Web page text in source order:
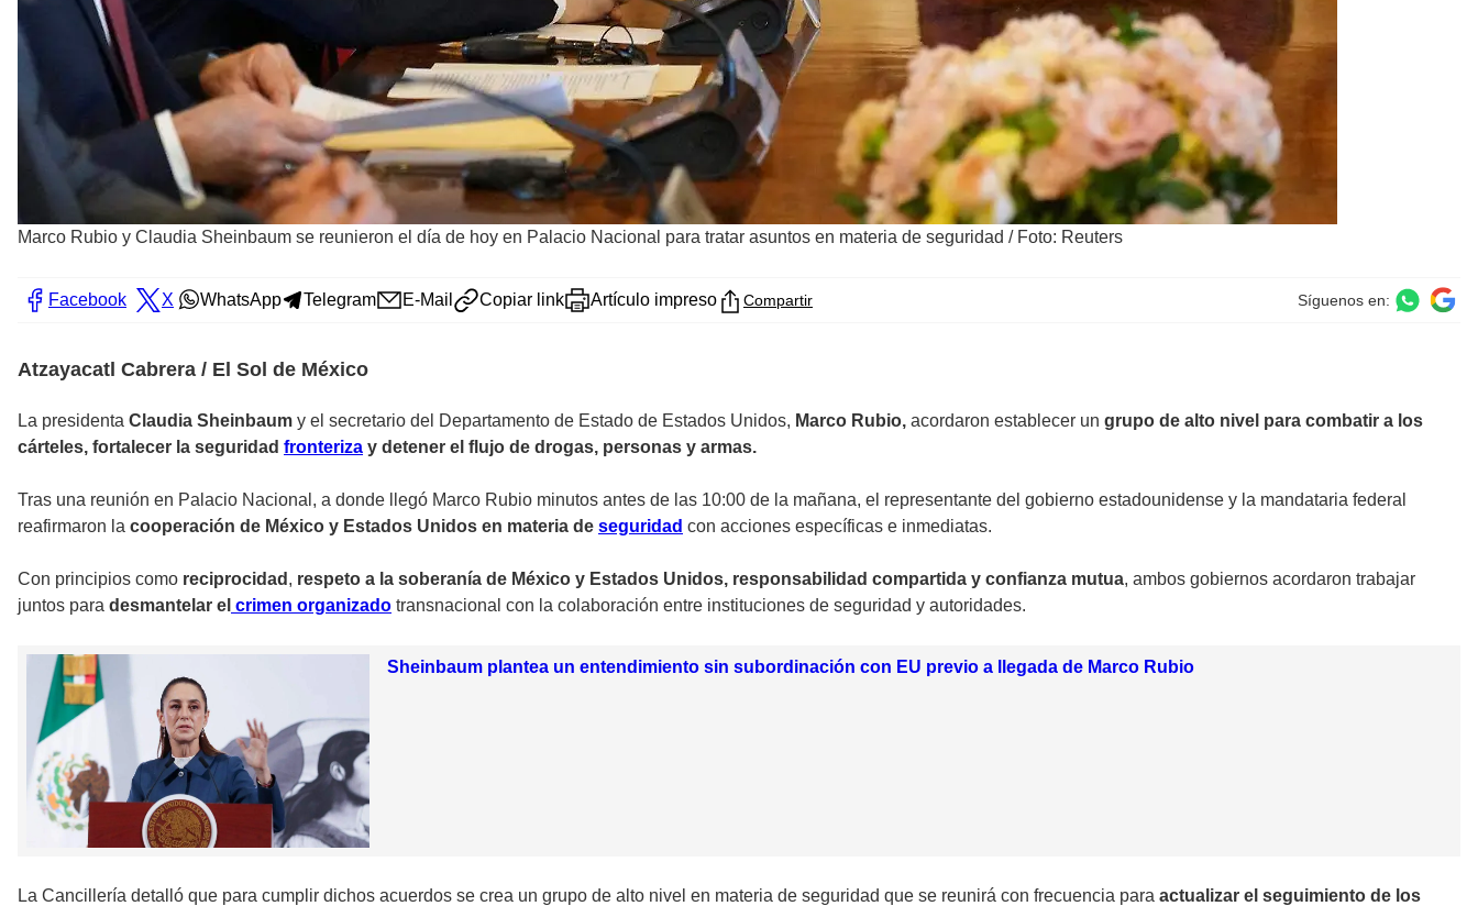
Marco Rubio y Claudia Sheinbaum se reunieron el día de hoy en Palacio Nacional para tratar asuntos en materia de seguridad / Foto: Reuters
Facebook X WhatsApp Telegram E-Mail Copiar link Artículo impreso Compartir Síguenos en:
Atzayacatl Cabrera / El Sol de México
La presidenta Claudia Sheinbaum y el secretario del Departamento de Estado de Estados Unidos, Marco Rubio, acordaron establecer un grupo de alto nivel para combatir a los
cárteles, fortalecer la seguridad fronteriza y detener el flujo de drogas, personas y armas.
Tras una reunión en Palacio Nacional, a donde llegó Marco Rubio minutos antes de las 10:00 de la mañana, el representante del gobierno estadounidense y la mandataria federal
reafirmaron la cooperación de México y Estados Unidos en materia de seguridad con acciones específicas e inmediatas.
Con principios como reciprocidad , respeto a la soberanía de México y Estados Unidos, responsabilidad compartida y confianza mutua, ambos gobiernos acordaron trabajar
juntos para desmantelar el crimen organizado transnacional con la colaboración entre instituciones de seguridad y autoridades.
Sheinbaum plantea un entendimiento sin subordinación con EU previo a llegada de Marco Rubio
La Cancillería detalló que para cumplir dichos acuerdos se crea un grupo de alto nivel en materia de seguridad que se reunirá con frecuencia para actualizar el seguimiento de los